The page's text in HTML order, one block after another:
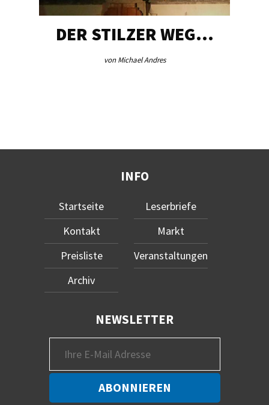
DER STILZER WEG…
von Michael Andres
INFO
Startseite
Kontakt
Preisliste
Archiv
Leserbriefe
Markt
Veranstaltungen
NEWSLETTER